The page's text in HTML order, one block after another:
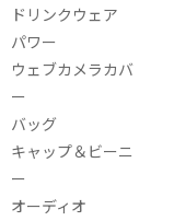
ドリンクウェア
パワー
ウェブカメラカバ
ー
バッグ
キャップ＆ビーニ
ー
オーディオ